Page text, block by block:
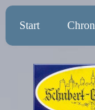
Start